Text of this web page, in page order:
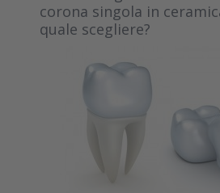
corona singola in
quale scegliere?